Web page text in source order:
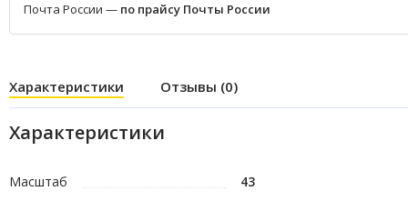
Почта России — по прайсу Почты России
Характеристики Отзывы (0)
Характеристики
Масштаб 43